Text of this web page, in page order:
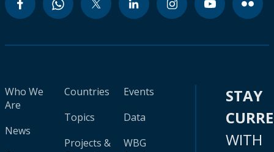
Who We
Are
News
Countries
Topics
Projects &
Events
Data
WBG
STAY
WITH